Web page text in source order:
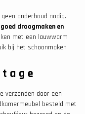
onderhoud nodig.
goed droogmaken en
met een lauwwarm
bij het schoonmaken
verzonden door een
besteld met